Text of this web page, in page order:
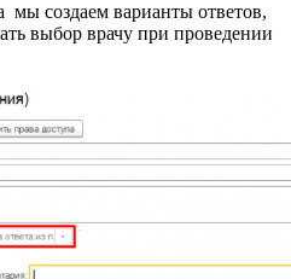
мы создаем варианты ответов,
выбор врачу при проведении